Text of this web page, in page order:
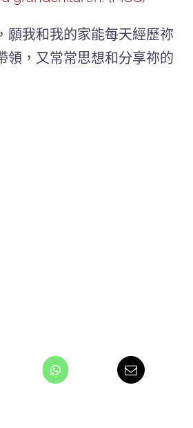
願我和我的家能每天經歷祢
領，又常常思想和分享祢的